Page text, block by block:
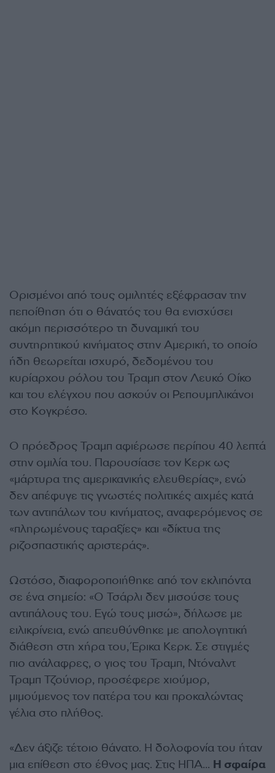
Ορισμένοι από τους ομιλητές εξέφρασαν την
πεποίθηση ότι ο θάνατός του θα ενισχύσει
ακόμη περισσότερο τη δυναμική του
συντηρητικού κινήματος στην Αμερική, το οποίο
ήδη θεωρείται ισχυρό, δεδομένου του
κυρίαρχου ρόλου του Τραμπ στον Λευκό Οίκο
και του ελέγχου που ασκούν οι Ρεπουμπλικάνοι
στο Κογκρέσο.
Ο πρόεδρος Τραμπ αφιέρωσε περίπου 40 λεπτά
στην ομιλία του. Παρουσίασε τον Κερκ ως
«μάρτυρα της αμερικανικής ελευθερίας», ενώ
δεν απέφυγε τις γνωστές πολιτικές αιχμές κατά
των αντιπάλων του κινήματος, αναφερόμενος σε
«πληρωμένους ταραξίες» και «δίκτυα της
ριζοσπαστικής αριστεράς».
Ωστόσο, διαφοροποιήθηκε από τον εκλιπόντα
σε ένα σημείο: «Ο Τσάρλι δεν μισούσε τους
αντιπάλους του. Εγώ τους μισώ», δήλωσε με
ειλικρίνεια, ενώ απευθύνθηκε με απολογητική
διάθεση στη χήρα του, Έρικα Κερκ. Σε στιγμές
πιο ανάλαφρες, ο γιος του Τραμπ, Ντόναλντ
Τραμπ Τζούνιορ, προσέφερε χιούμορ,
μιμούμενος τον πατέρα του και προκαλώντας
γέλια στο πλήθος.
«Δεν άξιζε τέτοιο θάνατο. Η δολοφονία του ήταν
μια επίθεση στο έθνος μας. Στις ΗΠΑ… Η σφαίρα